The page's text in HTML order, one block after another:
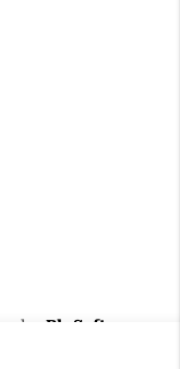
by BluSoft